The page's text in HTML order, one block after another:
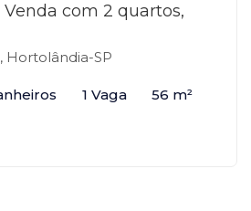
com 2 quartos,
Hortolândia-SP
1 Vaga 56 m²